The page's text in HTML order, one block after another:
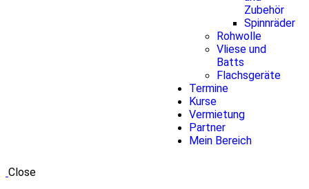
Zubehör
Spinnräder
Rohwolle
Vliese und
Batts
Flachsgeräte
Termine
Kurse
Vermietung
Partner
Mein Bereich
Close